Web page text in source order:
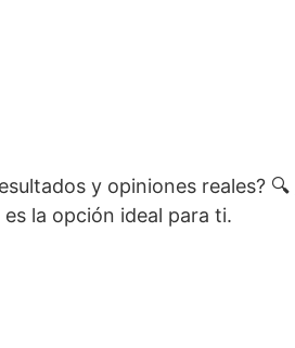
y opiniones reales? 🔍
la opción ideal para ti.